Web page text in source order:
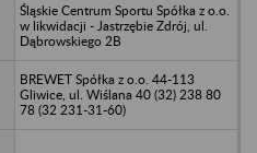
Śląskie Centrum Sportu Spółka z o.o.
w likwidacji - Jastrzębie Zdrój, ul.
Dąbrowskiego 2B
BREWET Spółka z o.o. 44-113
Gliwice, ul. Wiślana 40 (32) 238 80
78 (32 231-31-60)